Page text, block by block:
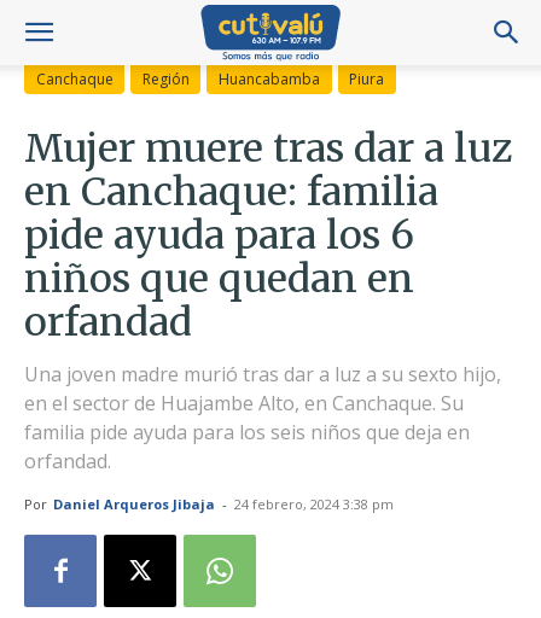
Canchaque Región Huancabamba Piura
Mujer muere tras dar a luz
en Canchaque: familia
pide ayuda para los 6
niños que quedan en
orfandad
Una joven madre murió tras dar a luz a su sexto hijo,
en el sector de Huajambe Alto, en Canchaque. Su
familia pide ayuda para los seis niños que deja en
orfandad.
Por Daniel Arqueros Jibaja - 24 febrero, 2024 3:38 pm